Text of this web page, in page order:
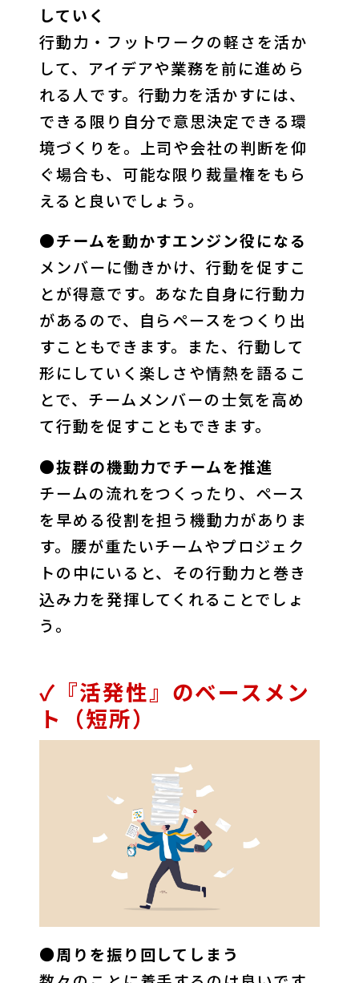
していく
行動力・フットワークの軽さを活か
して、アイデアや業務を前に進めら
れる人です。行動力を活かすには、
できる限り自分で意思決定できる環
境づくりを。上司や会社の判断を仰
ぐ場合も、可能な限り裁量権をもら
えると良いでしょう。
●チームを動かすエンジン役になる
メンバーに働きかけ、行動を促すこ
とが得意です。あなた自身に行動力
があるので、自らペースをつくり出
すこともできます。また、行動して
形にしていく楽しさや情熱を語るこ
とで、チームメンバーの士気を高め
て行動を促すこともできます。
●抜群の機動力でチームを推進
チームの流れをつくったり、ペース
を早める役割を担う機動力がありま
す。腰が重たいチームやプロジェク
トの中にいると、その行動力と巻き
込み力を発揮してくれることでしょ
う。
✓『活発性』のベースメン
ト（短所）
●周りを振り回してしまう